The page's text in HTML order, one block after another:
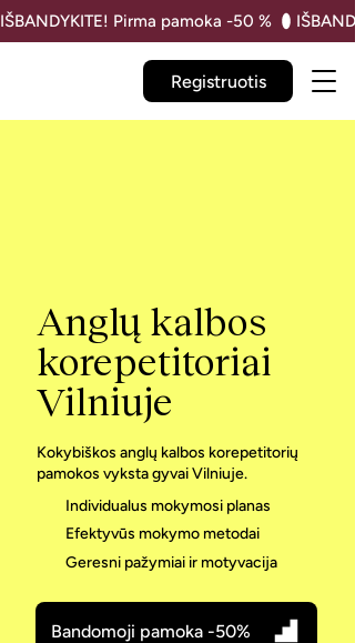
Registruotis
IŠBANDYKITE! Pirma pamoka -50 %
Anglų kalbos
korepetitoriai
Vilniuje
Kokybiškos anglų kalbos korepetitorių
pamokos vyksta gyvai Vilniuje.
Individualus mokymosi planas
Efektyvūs mokymo metodai
Geresni pažymiai ir motyvacija
Bandomoji pamoka -50%